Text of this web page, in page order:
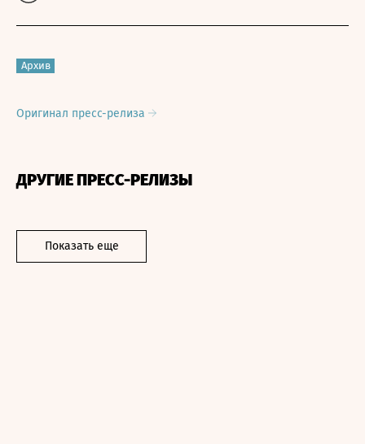
Архив
Оригинал пресс-релиза
ДРУГИЕ ПРЕСС-РЕЛИЗЫ
Показать еще